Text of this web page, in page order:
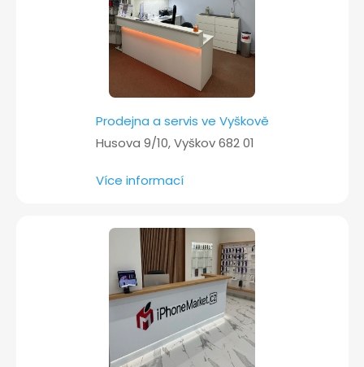
Prodejna a servis ve Vyškově
Husova 9/10, Vyškov 682 01
Více informací